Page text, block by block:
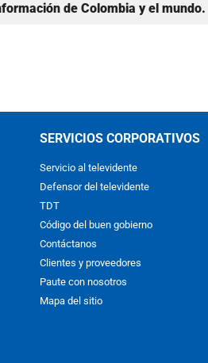
de Colombia y el mundo.
SERVICIOS CORPORATIVOS
Servicio al televidente
Defensor del televidente
TDT
Código del buen gobierno
Contáctanos
Clientes y proveedores
Paute con nosotros
Mapa del sitio